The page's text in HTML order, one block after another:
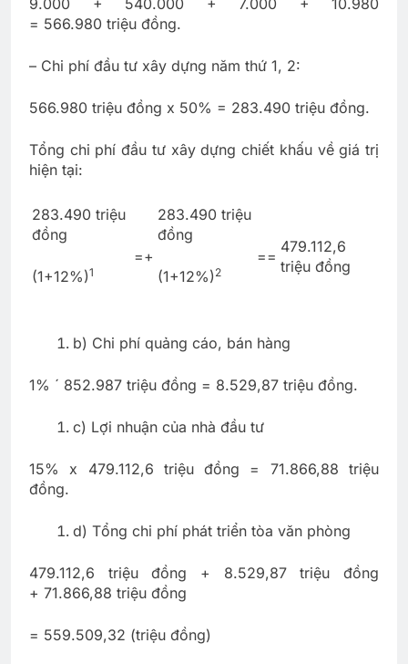
9.000 + 540.000 + 7.000 + 10.980
= 566.980 triệu đồng.
– Chi phí đầu tư xây dựng năm thứ 1, 2:
566.980 triệu đồng x 50% = 283.490 triệu đồng.
Tổng chi phí đầu tư xây dựng chiết khấu về giá trị
hiện tại:
283.490 triệu
đồng
(1+12%)1
=+
283.490 triệu
đồng
(1+12%) 2
==
479.112,6
triệu đồng
b) Chi phí quảng cáo, bán hàng
1% ´ 852.987 triệu đồng = 8.529,87 triệu đồng.
c) Lợi nhuận của nhà đầu tư
15% x 479.112,6 triệu đồng = 71.866,88 triệu
đồng.
d) Tổng chi phí phát triển tòa văn phòng
479.112,6 triệu đồng + 8.529,87 triệu đồng
+ 71.866,88 triệu đồng
= 559.509,32 (triệu đồng)